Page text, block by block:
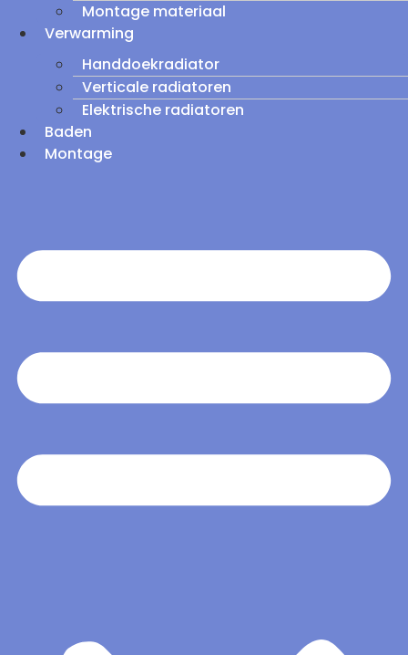
Montage materiaal
Verwarming
Handdoekradiator
Verticale radiatoren
Elektrische radiatoren
Baden
Montage